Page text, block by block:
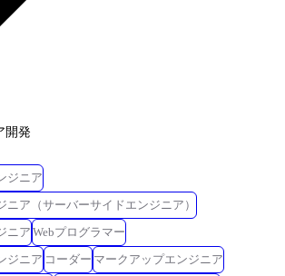
も大切にしています。 入社時だけではなくプロジ
際にも大切にしており、条件だけにフォーカスし
値提供を行うために、AIを正しく使いこなすため
す。 さらに、より高度な価値提供
リクスを定義し、研修内容もテクノロジーの進化
ています。 特にソフトウェア開発においては、
・Claude CodeといったAIエージェントを操作でき
触れることで、 ハーネスエンジニアリングが行え
ます。また、新たに公開されたAIエージェントは
開発
ジニア
ニア（サーバーサイドエンジニア）
ニア Webプログラマー
ジニア コーダー マークアップエンジニア